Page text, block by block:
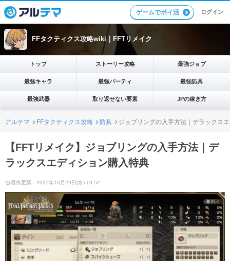
ゲームでポイ活 ログイン
FFタクティクス攻略wiki｜FFTリメイク
トップ ストーリー攻略 最強ジョブ
最強キャラ 最強パーティ 最強防具
最強武器 取り返せない要素 JPの稼ぎ方
アルテマ FFタクティクス攻略 防具 ジョブリングの入手方法｜デラックス
【FFTリメイク】ジョブリングの入手方法｜デ
ラックスエディション購入特典
最終更新：2025年10月29日(水) 19:52